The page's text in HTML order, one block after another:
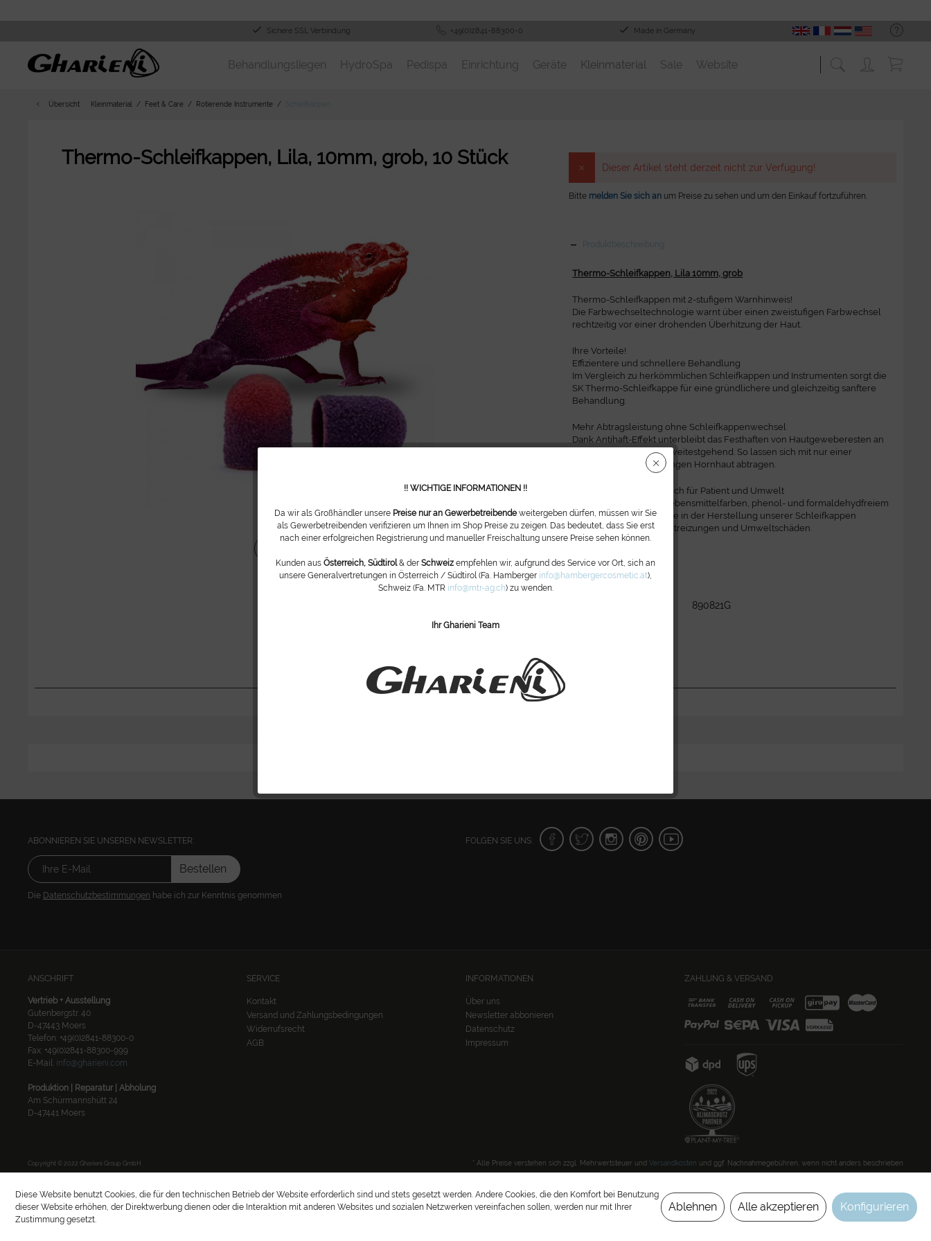
Sichere SSL Verbindung +49(0)2841-88300-0 Made in Germany
Behandlungsliegen HydroSpa Pedispa Einrichtung Geräte Kleinmaterial Sale Website
Übersicht Kleinmaterial Feet & Care Rotierende Instrumente
Thermo-Schleifkappen, Lila, 10mm, grob, 10 Stück Dieser Artikel steht derzeit nicht zur Verfügung!
Bitte melden Sie sich an um Preise zu sehen und um den Einkauf fortzuführen.
Produktbeschreibung
Thermo-Schleifkappen, Lila 10mm, grob
Thermo-Schleifkappen mit 2-stufigem Warnhinweis!
Die Farbwechseltechnologie warnt über einen zweistufigen Farbwechsel
rechtzeitig vor einer drohenden Überhitzung der Haut.
Ihre Vorteile!
Effizientere und schnellere Behandlung
Im Vergleich zu herkömmlichen Schleifkappen und Instrumenten sorgt die
SK Thermo-Schleifkappe für eine gründlichere und gleichzeitig sanftere
Behandlung.
Mehr Abtragsleistung ohne Schleifkappenwechsel
Dank Antihaft-Effekt unterbleibt das Festhaften von Hautgeweberesten an
der Kappenoberfläche weitestgehend. So lassen sich mit nur einer
Schleifkappe große Mengen Hornhaut abtragen.
Nachhaltig und verträglich für Patient und Umwelt
Die Verwendung von Lebensmittelfarben, phenol- und formaldehydfreiem
Harz und Bio-Baumwolle in der Herstellung unserer Schleifkappen
verursacht weniger Hautreizungen und Umweltschäden.
Fragen zum Artikel?
890821G
ABONNIEREN SIE UNSEREN NEWSLETTER:
Bestellen
Die Datenschutzbestimmungen habe ich zur Kenntnis genommen
FOLGEN SIE UNS:
ANSCHRIFT
Vertrieb + Ausstellung
Gutenbergstr. 40
D-47443 Moers
Telefon: +49(0)2841-88300-0
Fax: +49(0)2841-88300-999
E-Mail: info@gharieni.com
Produktion | Reparatur | Abholung
Am Schürmannshütt 24
D-47441 Moers
SERVICE
Kontakt
Versand und Zahlungsbedingungen
Widerrufsrecht
AGB
INFORMATIONEN
Über uns
Newsletter abbonieren
Datenschutz
Impressum
ZAHLUNG & VERSAND
* Alle Preise verstehen sich zzgl. Mehrwertsteuer und Versandkosten und ggf. Nachnahmegebühren, wenn nicht anders beschrieben
Copyright © 2022 Gharieni Group GmbH
Diese Website benutzt Cookies, die für den technischen Betrieb der Website erforderlich sind und stets gesetzt werden. Andere Cookies, die den Komfort bei Benutzung
dieser Website erhöhen, der Direktwerbung dienen oder die Interaktion mit anderen Websites und sozialen Netzwerken vereinfachen sollen, werden nur mit Ihrer
Zustimmung gesetzt.
Ablehnen Alle akzeptieren Konfigurieren
!! WICHTIGE INFORMATIONEN !!
Da wir als Großhändler unsere Preise nur an Gewerbetreibendeweitergeben dürfen, müssen wir Sie
als Gewerbetreibenden verifizieren um Ihnen im Shop Preise zu zeigen. Das bedeutet, dass Sie erst
nach einer erfolgreichen Registrierung und manueller Freischaltung unsere Preise sehen können.
Kunden aus Österreich, Südtirol& der Schweiz empfehlen wir, aufgrund des Service vor Ort, sich an
unsere Generalvertretungen in Österreich / Südtirol (Fa. Hamberger info@hambergercosmetic.at),
Schweiz (Fa. MTR info@mtr-ag.ch) zu wenden.
Ihr Gharieni Team